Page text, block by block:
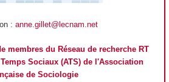
: anne.gillet@lecnam.net
membres du Réseau de recherche RT
Sociaux (ATS) de l'Association
de Sociologie